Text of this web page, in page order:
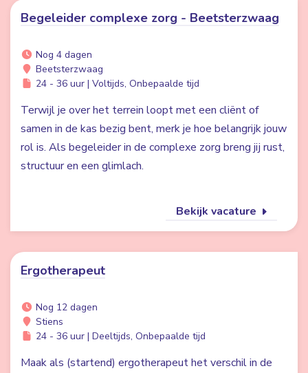
Begeleider complexe zorg - Beetsterzwaag
Nog 4 dagen
Beetsterzwaag
24 - 36 uur | Voltijds, Onbepaalde tijd
Terwijl je over het terrein loopt met een cliënt of
samen in de kas bezig bent, merk je hoe belangrijk jouw
rol is. Als begeleider in de complexe zorg breng jij rust,
structuur en een glimlach.
Bekijk vacature
Ergotherapeut
Nog 12 dagen
Stiens
24 - 36 uur | Deeltijds, Onbepaalde tijd
Maak als (startend) ergotherapeut het verschil in de